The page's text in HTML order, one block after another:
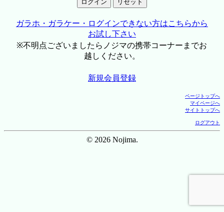
ガラホ・ガラケー・ログインできない方はこちらから
お試し下さい
※不明点ございましたらノジマの携帯コーナーまでお
越しください。
新規会員登録
ページトップへ
マイページへ
サイトトップへ
ログアウト
© 2026 Nojima.